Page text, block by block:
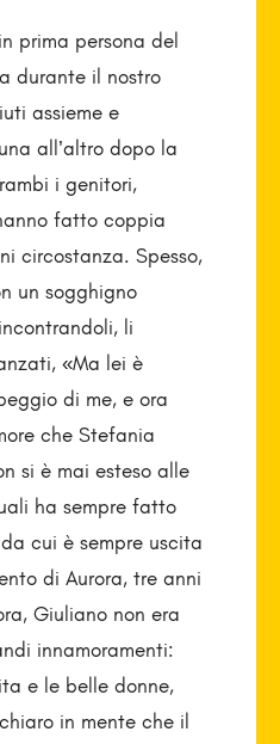
prima persona del
durante il nostro
assieme e
all’altro dopo la
i genitori,
fatto coppia
circostanza. Spesso,
un sogghigno
li
«Ma lei è
di me, e ora
che Stefania
si è mai esteso alle
ha sempre fatto
cui è sempre uscita
di Aurora, tre anni
Giuliano non era
innamoramenti:
e le belle donne,
in mente che il